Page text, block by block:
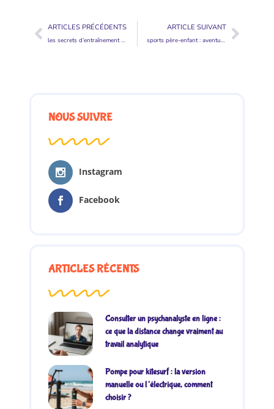
ARTICLES PRÉCÉDENTS
les secrets d’entraînement des papas pour devenir des super-héros du quotidien
ARTICLE SUIVANT
sports père-enfant : aventures actives et complicité assurée
NOUS SUIVRE
Instagram
Facebook
ARTICLES RÉCENTS
Consulter un psychanalyste en ligne :
ce que la distance change vraiment au
travail analytique
Pompe pour kitesurf : la version
manuelle ou l’électrique, comment
choisir ?